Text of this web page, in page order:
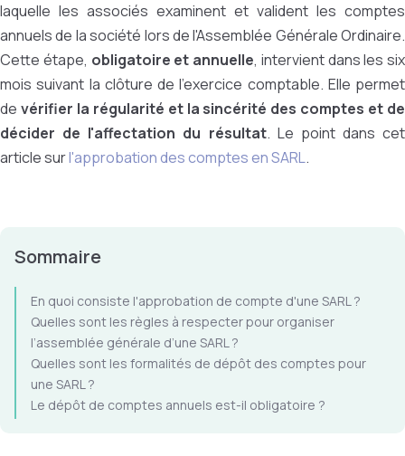
laquelle les associés examinent et valident les comptes
annuels de la société lors de l'Assemblée Générale Ordinaire.
Cette étape, obligatoire et annuelle, intervient dans les six
mois suivant la clôture de l'exercice comptable. Elle permet
de vérifier la régularité et la sincérité des comptes et de
décider de l'affectation du résultat. Le point dans cet
article surl'approbation des comptes en SARL.
Sommaire
En quoi consiste l'approbation de compte d'une SARL ?
Quelles sont les règles à respecter pour organiser
l’assemblée générale d’une SARL ?
Quelles sont les formalités de dépôt des comptes pour
une SARL ?
Le dépôt de comptes annuels est-il obligatoire ?